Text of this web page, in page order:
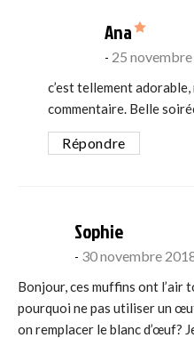
Ana says:
25
c’est tellement
commentaire. Belle
Répondre
Sophiesays:
30 novembre
Bonjour, ces muffins ont l’air
pourquoi ne pas utiliser un
on remplacer le blanc d’œuf?